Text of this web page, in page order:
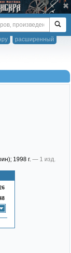
расширенный
; 1998 г. — 1 изд.